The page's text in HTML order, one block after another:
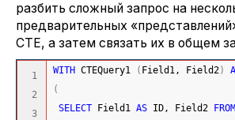
разбить сложный запрос на
предварительных
CTE, а затем связать их в общем
1
2
3
WITH CTEQuery1 ( Field1, Field2)
(
SELECT Field1 AS ID, Field2 FROM